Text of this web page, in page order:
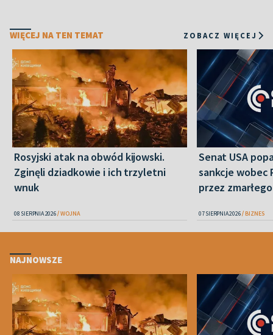
WIĘCEJ NA TEN TEMAT ZOBACZ WIĘCEJ
Rosyjski atak na obwód kijowski.
Zginęli dziadkowie i ich trzyletni
wnuk
08 SIERPNIA 2026 WOJNA
Senat USA
sankcje wobec
przez
07 SIERPNIA 2026 BIZNES
NAJNOWSZE